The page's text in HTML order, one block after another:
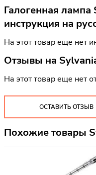
Галогенная
инструкция на
На этот товар еще нет
Отзывы на
На этот товар еще нет
ОСТАВИТЬ ОТЗЫВ
Похожие товары